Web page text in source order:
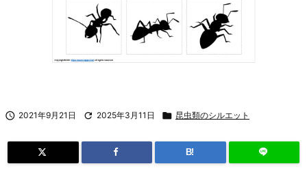
 2021年9月21日  2025年3月11日  昆虫類のシルエット
B!